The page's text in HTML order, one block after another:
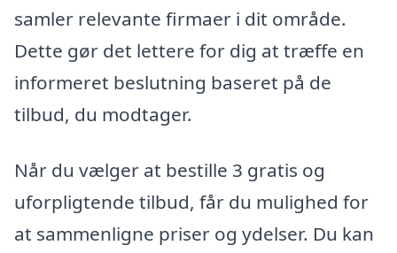
samler relevante firmaer i dit område.
Dette gør det lettere for dig at træffe en
informeret beslutning baseret på de
tilbud, du modtager.
Når du vælger at bestille 3 gratis og
uforpligtende tilbud, får du mulighed for
at sammenligne priser og ydelser. Du kan